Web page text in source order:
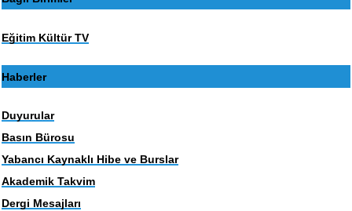
Eğitim Kültür TV
Haberler
Duyurular
Basın Bürosu
Yabancı Kaynaklı Hibe ve Burslar
Akademik Takvim
Dergi Mesajları